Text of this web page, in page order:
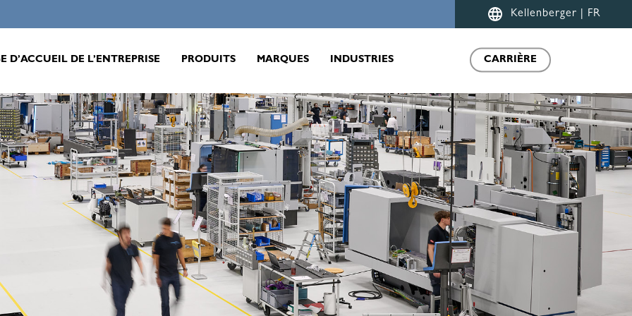
Kellenberger | FR
D’ACCUEIL DE L’ENTREPRISE PRODUITS MARQUES INDUSTRIES CARRIÈRE
Menu